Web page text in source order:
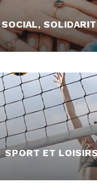
SOCIAL,
SPORT ET